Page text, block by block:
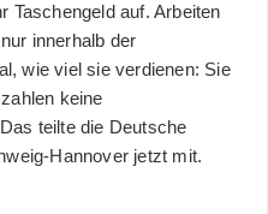
Taschengeld auf. Arbeiten
innerhalb der
wie viel sie verdienen: Sie
keine
teilte die Deutsche
Hannover jetzt mit.